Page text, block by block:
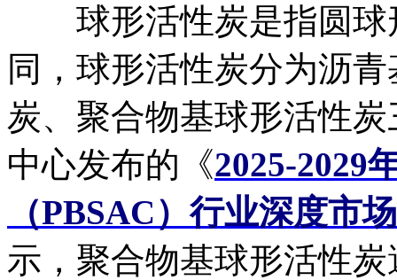
球形活性炭是指圆球
同，球形活性炭分为沥
炭、聚合物基球形活性
中心发布的《2025-2029
（PBSAC）行业深度市
示，聚合物基球形活性